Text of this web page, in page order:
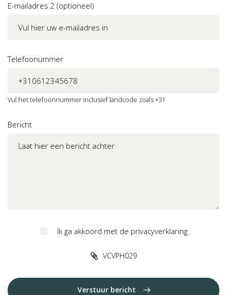
E-mailadres 2 (optioneel)
Telefoonummer
Vul het telefoonnummer inclusief landcode zoals +31
Bericht
Ik ga akkoord met de privacyverklaring
VCVPH029
Verstuur bericht